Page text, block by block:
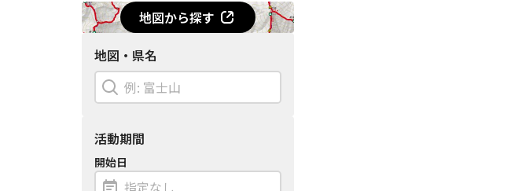
地図から探す
地図・県名
活動期間
開始日